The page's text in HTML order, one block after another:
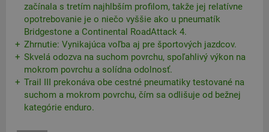
začínala s tretím najhlbším profilom, takže jej relatívne
opotrebovanie je o niečo vyššie ako u pneumatík
Bridgestone a Continental RoadAttack 4.
Zhrnutie: Vynikajúca voľba aj pre športových jazdcov.
Skvelá odozva na suchom povrchu, spoľahlivý výkon na
mokrom povrchu a solídna odolnosť.
Trail III prekonáva obe cestné pneumatiky testované na
suchom a mokrom povrchu, čím sa odlišuje od bežnej
kategórie enduro.